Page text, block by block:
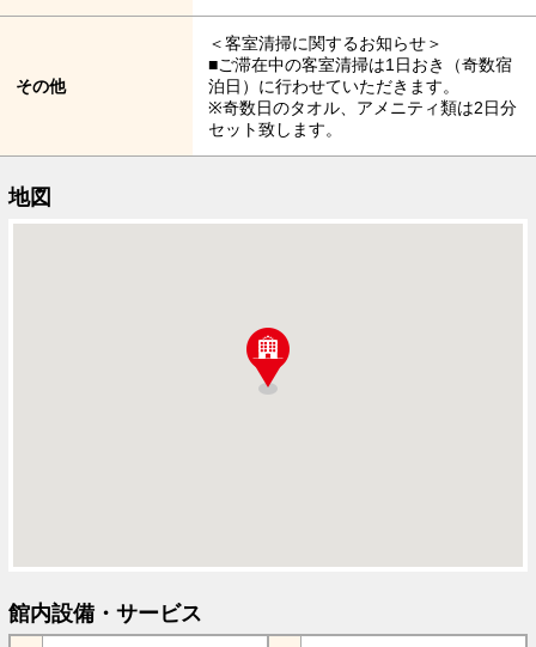
その他
＜客室清掃に関するお知らせ＞
■ご滞在中の客室清掃は1日おき（奇数宿
泊日）に行わせていただきます。
※奇数日のタオル、アメニティ類は2日分
セット致します。
地図
館内設備・サービス